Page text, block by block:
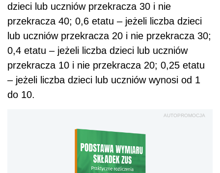
dzieci lub uczniów przekracza 30 i nie
przekracza 40; 0,6 etatu – jeżeli liczba dzieci
lub uczniów przekracza 20 i nie przekracza 30;
0,4 etatu – jeżeli liczba dzieci lub uczniów
przekracza 10 i nie przekracza 20; 0,25 etatu
– jeżeli liczba dzieci lub uczniów wynosi od 1
do 10.
AUTOPROMOCJA